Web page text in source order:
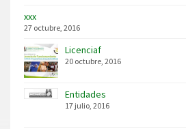
xxx
27 octubre, 2016
Licenciaf
20 octubre, 2016
Entidades
17 julio, 2016